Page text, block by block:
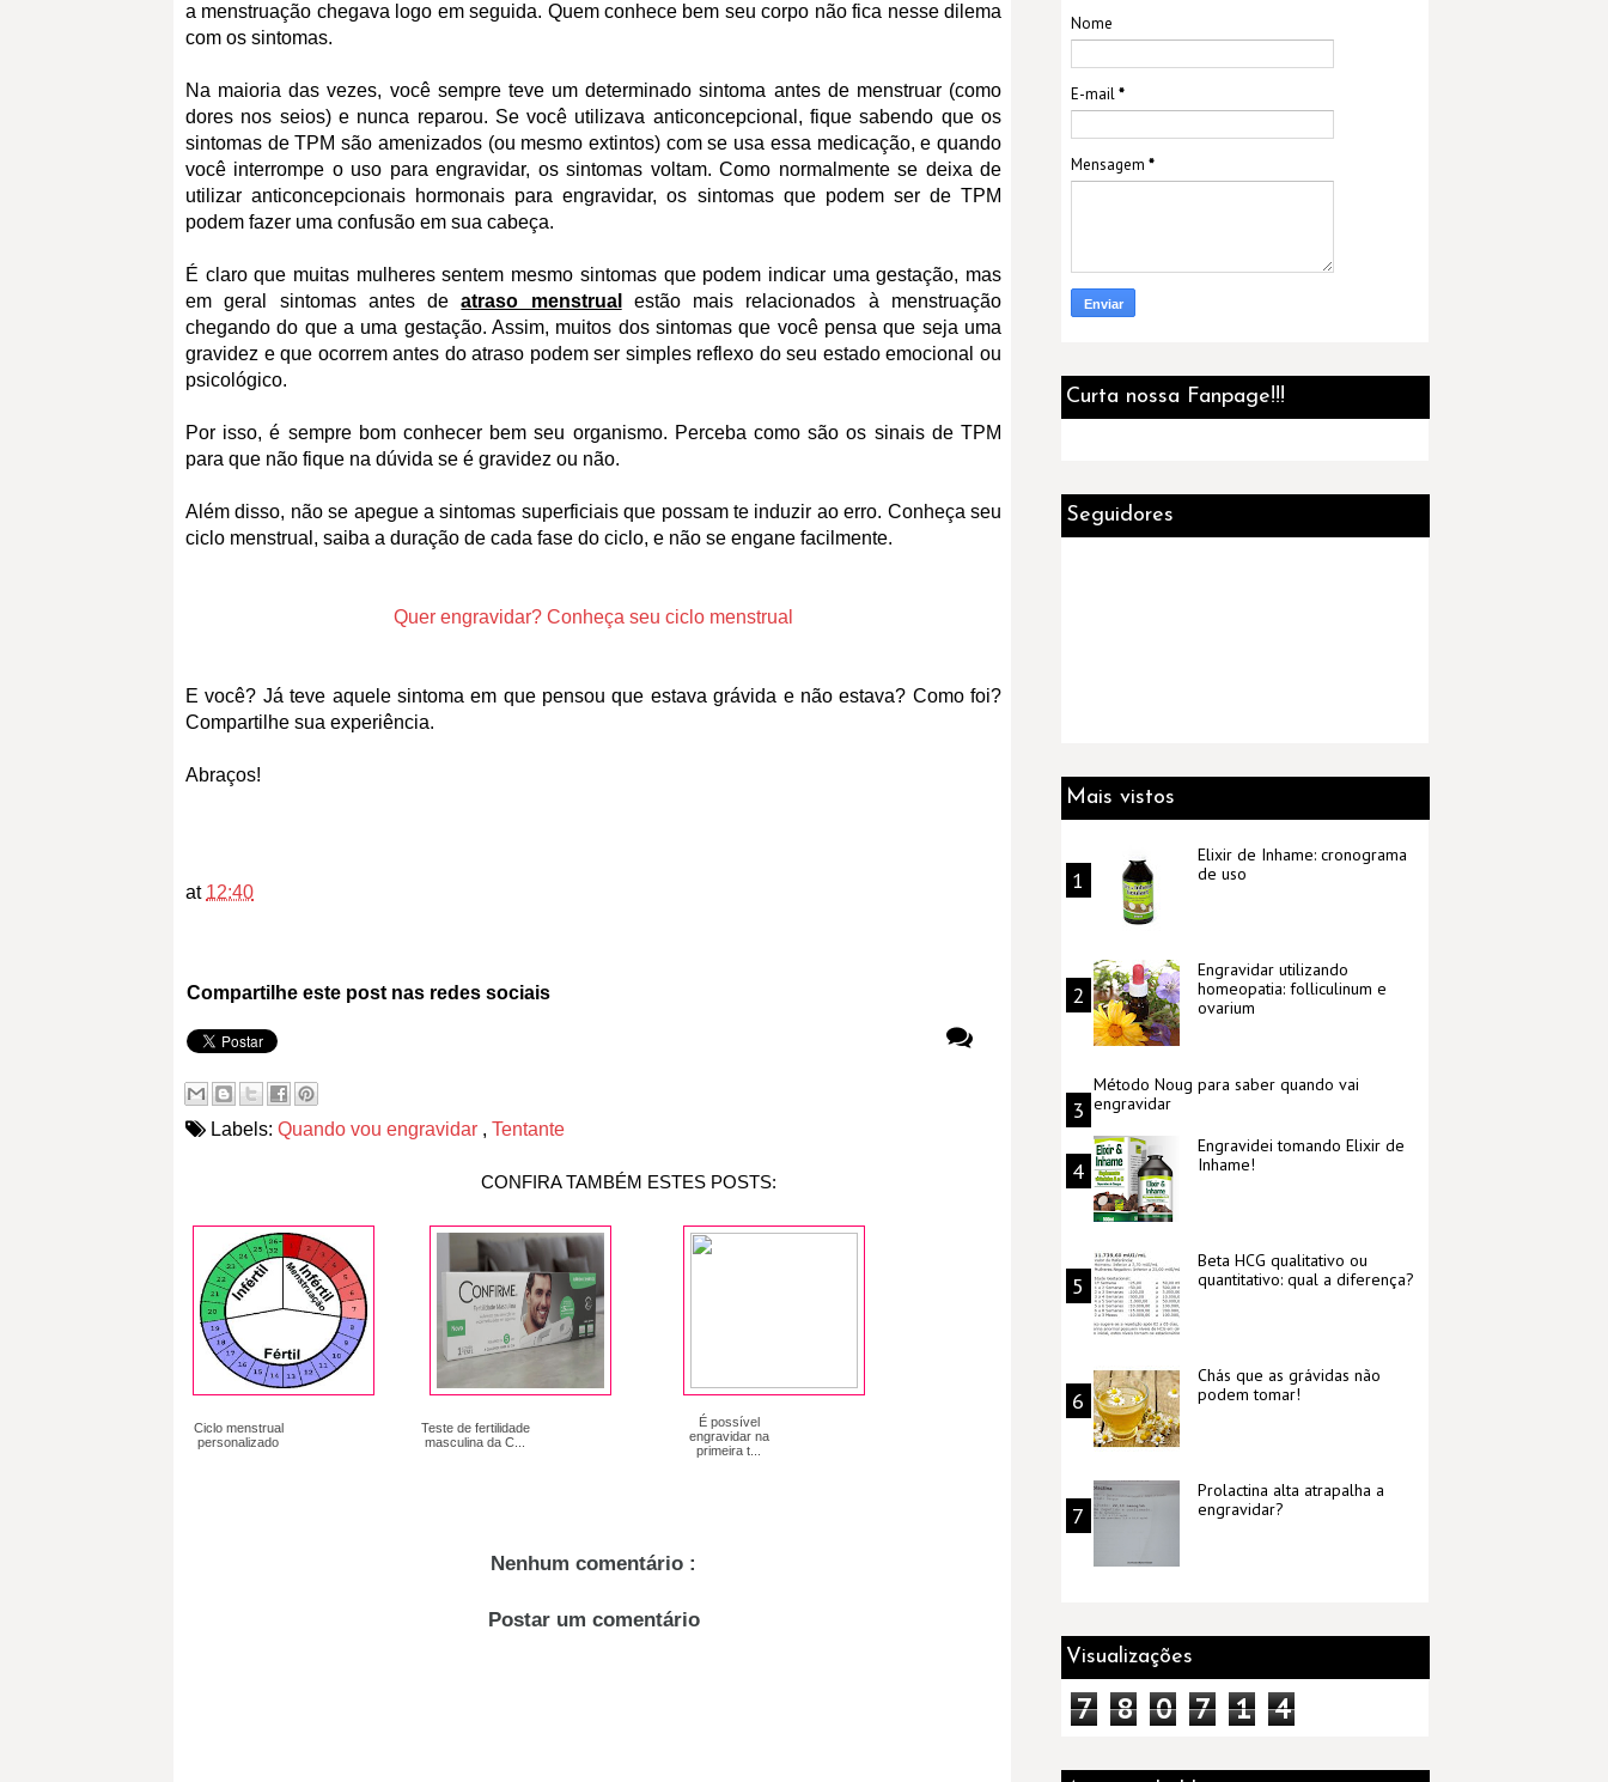
a menstruação chegava logo em seguida. Quem conhece bem seu corpo não fica nesse dilema
com os sintomas.
Na maioria das vezes, você sempre teve um determinado sintoma antes de menstruar (como
dores nos seios) e nunca reparou. Se você utilizava anticoncepcional, fique sabendo que os
sintomas de TPM são amenizados (ou mesmo extintos) com se usa essa medicação, e quando
você interrompe o uso para engravidar, os sintomas voltam. Como normalmente se deixa de
utilizar anticoncepcionais hormonais para engravidar, os sintomas que podem ser de TPM
podem fazer uma confusão em sua cabeça.
É claro que muitas mulheres sentem mesmo sintomas que podem indicar uma gestação, mas
em geral sintomas antes deatraso menstrual
estão mais relacionados à menstruação
chegando do que a uma gestação. Assim, muitos dos sintomas que você pensa que seja uma
gravidez e que ocorrem antes do atraso podem ser simples reflexo do seu estado emocional ou
psicológico.
Por isso, é sempre bom conhecer bem seu organismo. Perceba como são os sinais de TPM
para que não fique na dúvida se é gravidez ou não.
Além disso, não se apegue a sintomas superficiais que possam te induzir ao erro. Conheça seu
ciclo menstrual, saiba a duração de cada fase do ciclo, e não se engane facilmente.
Quer engravidar? Conheça seu ciclo menstrual
E você? Já teve aquele sintoma em que pensou que estava grávida e não estava? Como foi?
Compartilhe sua experiência.
Abraços!
at 12:40
Compartilhe este post nas redes sociais
Labels: Quando vou engravidar , Tentante
CONFIRA TAMBÉM ESTES POSTS:
Ciclo menstrual
personalizado
Teste de fertilidade
masculina da C...
É possível
engravidar na
primeira t...
Nenhum comentário :
Postar um comentário
Nome
E-mail*
Mensagem *
Curta nossa Fanpage!!!
Seguidores
Mais vistos
Elixir de Inhame: cronograma
de uso
Engravidar utilizando
homeopatia: folliculinum e
ovarium
Método Noug para saber quando vai
engravidar
Engravidei tomando Elixir de
Inhame!
Beta HCG qualitativo ou
quantitativo: qual a diferença?
Chás que as grávidas não
podem tomar!
Prolactina alta atrapalha a
engravidar?
Visualizações
7 8 0 7 1 4